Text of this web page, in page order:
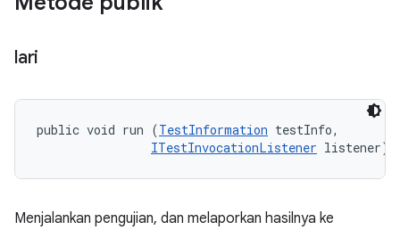
lari
public void run (TestInformation testInfo,
ITestInvocationListener listener)
Menjalankan pengujian, dan melaporkan hasilnya ke